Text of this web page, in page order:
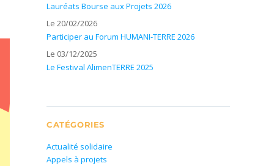
Lauréats Bourse aux Projets 2026
Le 20/02/2026
Participer au Forum HUMANI-TERRE 2026
Le 03/12/2025
Le Festival AlimenTERRE 2025
CATÉGORIES
Actualité solidaire
Appels à projets